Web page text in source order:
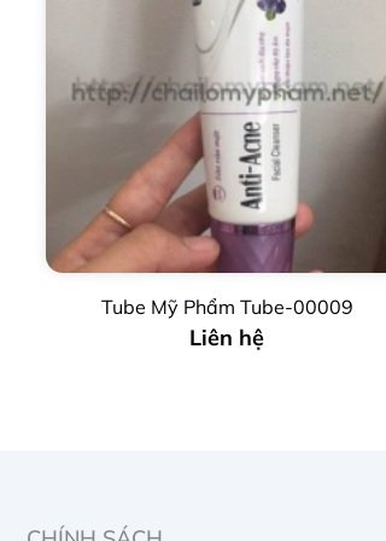
Tube Mỹ Phẩm Tube-00009
Liên hệ